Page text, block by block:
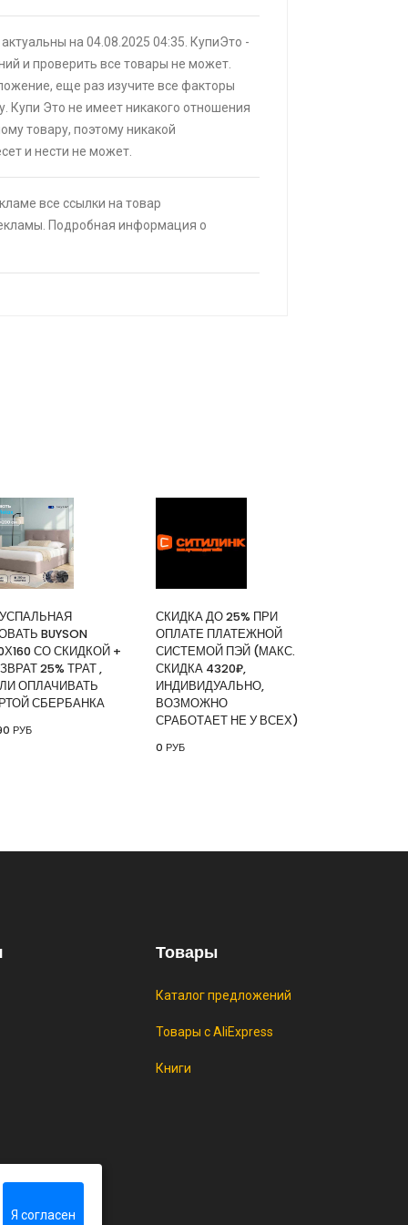
кровать buyson 200х160 со
25% трат , если оплачивать
КУПИТЬ
C75, 8/128 ГБ (Helio G92 Max,
Digma DM-LED55UQB31 QLED, 4K
СМАРТ ТВ, Google TV
КУПИТЬ
кровать buyson 200х160 со
25% трат , если оплачивать
на 04.08.2025 04:35. КупиЭто -
и проверить все товары не может.
еще раз изучите все факторы
Купи Это не имеет никакого отношения
товару, поэтому никакой
и нести не может.
все ссылки на товар
Подробная информация о
BUYSON
СО СКИДКОЙ +
25% ТРАТ ,
ОПЛАЧИВАТЬ
СБЕРБАНКА
РУБ
СКИДКА ДО 25% ПРИ
ОПЛАТЕ ПЛАТЕЖНОЙ
СИСТЕМОЙ ПЭЙ (МАКС.
СКИДКА 4320₽,
ИНДИВИДУАЛЬНО,
ВОЗМОЖНО
СРАБОТАЕТ НЕ У ВСЕХ)
0 РУБ
Товары
Каталог предложений
Товары с AliExpress
Книги
Я согласен